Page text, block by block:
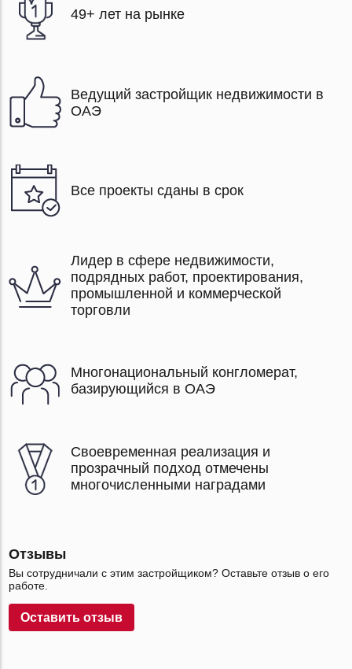
49+ лет на рынке
Ведущий застройщик недвижимости в
ОАЭ
Все проекты сданы в срок
Лидер в сфере недвижимости,
подрядных работ, проектирования,
промышленной и коммерческой
торговли
Многонациональный конгломерат,
базирующийся в ОАЭ
Своевременная реализация и
прозрачный подход отмечены
многочисленными наградами
Отзывы
Вы сотрудничали с этим застройщиком? Оставьте отзыв о его
работе.
Оставить отзыв